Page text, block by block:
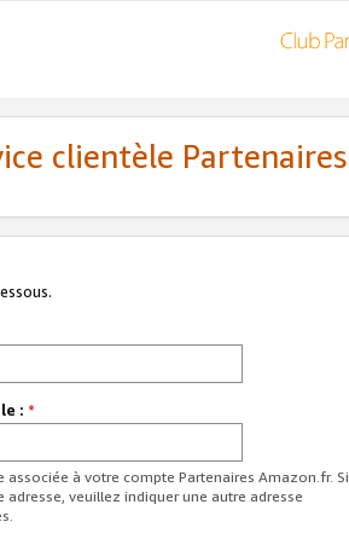
clientèle Partenaires
: *
à votre compte Partenaires Amazon.fr. Si
veuillez indiquer une autre adresse